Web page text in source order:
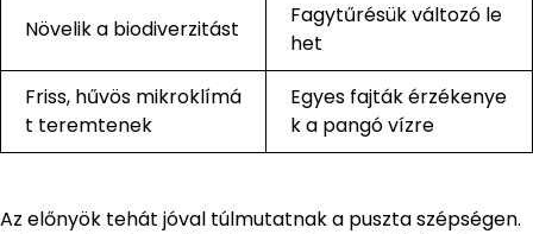
Növelik a biodiverzitást
Fagytűrésük változó le
het
Friss, hűvös mikroklímá
t teremtenek
Egyes fajták érzékenye
k a pangó vízre
Az előnyök tehát jóval túlmutatnak a puszta szépségen.